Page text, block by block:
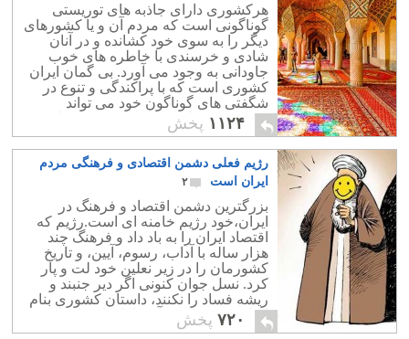
هرکشوری دارای جاذبه های توریستی
گوناگونی است که مردم آن و یا کشورهای
دیگر را به سوی خود کشانده و در آنان
شادی و خرسندی با خاطره های خوب
جاودانی به وجود می آورد. بی گمان ایران
کشوری است که با پراکندگی و تنوع در
شگفتی های گوناگون خود می تواند
سرزمینی زیبا و فراموش نشدنی برای
دیدار مردم جهان باشد.
۱۱۲۴ پخش
رژیم فعلی دشمن اقتصادی و فرهنگی مردم
ایران است
۲
بزرگترین دشمن اقتصاد و فرهنگ در
ایران،خود رژیم خامنه ای است.رژیم که
اقتصاد ایران را به باد داد و فرهنگ چند
هزار ساله با آداب، رسوم، آیین، و تاریخ
کشورمان را در زیر نعلین خود لت و پار
کرد. نسل جوان کنونی اگر دیر جنبند و
ریشه فساد را نکنند، داستان کشوری بنام
ایران و تمدن کهن آن را باید افسانه ای
فراموش شده دانست
۷۲۰ پخش